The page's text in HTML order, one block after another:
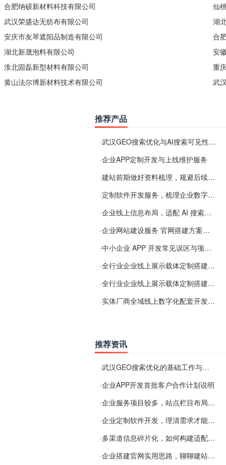
合肥纳硕新材料科技有限公司
武汉荣盛达无纺布有限公司
安庆市友琴遮阳品制造有限公司
湖北新晟泡料有限公司
淮北固磊新型材料有限公司
黄山法尔博新材料技术有限公司
仙
湖
合
安
重
武
推荐产品
·武汉GEO搜索优化与AI搜索可见性服务
·企业APP定制开发与上线维护服务
·建站前期做好资料梳理，规避后续各类使用难题
·定制软件开发服务，梳理企业数字化落地常见难点
·企业线上信息布局，适配 AI 搜索需要留意这些要点
·企业网站建设服务 官网搭建方案经验分享
·中小企业 APP 开发常见误区与项目规划实用经验
·全行业企业线上展示载体定制搭建服务
·全行业企业线上展示载体定制搭建服务
·实体厂商全域线上数字化配套开发与地域检索优化服务
推荐资讯
·武汉GEO搜索优化的基础工作与实施思路
·企业APP开发首批客户合作计划说明
·企业服务项目较多，站点栏目布局规划参考思路
·企业定制软件开发，理清需求才能提升数字化落地效率
·多渠道信息碎片化，如何构建适配 AI 检索的品牌信息源
·企业搭建官网实用思路，聊聊建站容易忽视的问题